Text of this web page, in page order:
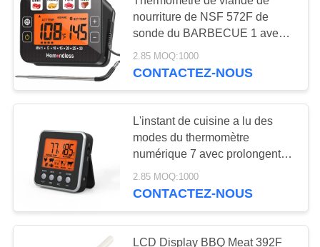
AFFAIRES
DEMANDEZ
UN DEVIS
PLAN
SITE
PRIVACY
L'instant a lu le
thermomètre
numérique
nourriture de NSF 572F de
sonde du BARBECUE 1 avec
le contre-jour
2.85 MOQ:1000
CONTACTEZ-NOUS
L'instant de cuisine a lu des
modes du thermomètre
numérique 7 avec prolongent la
sonde
2.85 MOQ:1000
CONTACTEZ-NOUS
LCD Display BBQ Meat 392F